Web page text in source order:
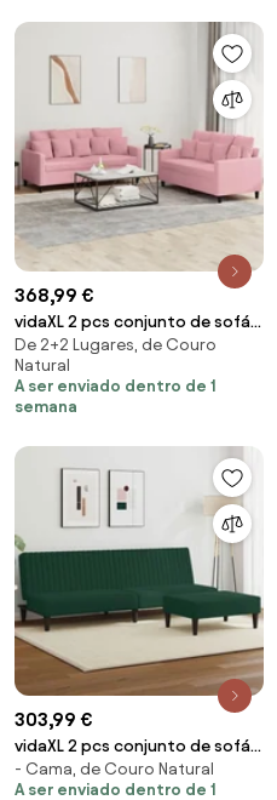
368,99 €
vidaXL 2 pcs conjunto de sofás
com almofadões veludo rosa
De 2+2 Lugares, de Couro
Natural
A ser enviado dentro de 1
semana
303,99 €
vidaXL 2 pcs conjunto de sofás
veludo verde-escuro
- Cama, de Couro Natural
A ser enviado dentro de 1